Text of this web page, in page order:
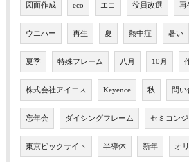
図面作成 eco エコ 役員改選 再
ウエハー 再生 夏 熱中症 暑い
夏季 特殊フレーム 八月 10月
株式会社アイエス Keyence 秋 問い
忘年会 ダイシングフレーム セミコン
東京ビックサイト 半導体 新年 オ